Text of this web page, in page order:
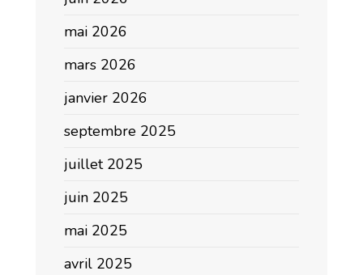
mai 2026
mars 2026
janvier 2026
septembre 2025
juillet 2025
juin 2025
mai 2025
avril 2025